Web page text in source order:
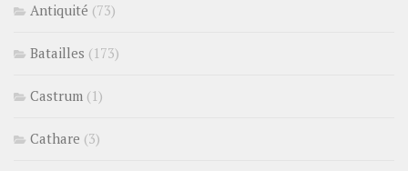
Antiquité (73)
Batailles (173)
Castrum (1)
Cathare (3)